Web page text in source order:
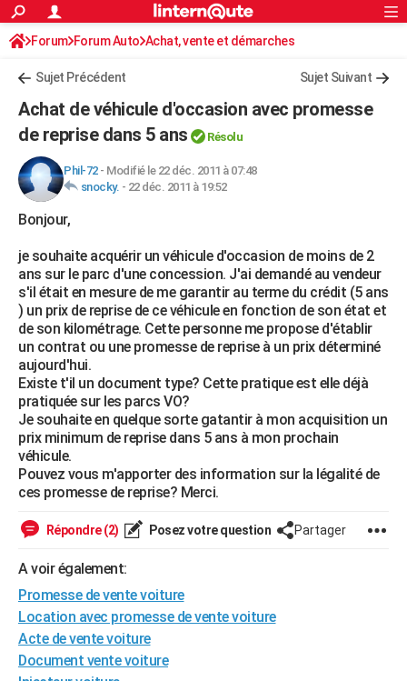
ACTUALITÉS
Politique
Société
Faits Divers
Education
Monde
Villes
+
Programme TV
TNTStreaming
Cinéma
Sorties cinéma
Musique
FINANCE
Retraite
Impôts
Epargne
Immobilier
Risques naturels par ville
Banque
Assurance
Crédit
AUTO
Essais
Réserver un essai
Citadines
Berlines
SUV
Forum auto
HIGH-TECH
Forum
Aménagement intérieur
Extérieur
Cuisine
Salle de bains
Jardinage
Rangement
WEEK-END
Guides de France
Escapades
Patrimoine
Expositions
Musées
Week-end nature
+LIFESTYLE
Art de vivre
Bien-être
Loisirs
Mode
Modes de vie
SANTE
Alimentation
Guide de la santé
Maladies
Médicaments
Sommeil
VOYAGE
Destinations
City break
Voyage nature
Voyage de noces
Forum
Climat
+PHOTO
GUIDES D'ACHAT
BONS PLANS
CARTE DE VOEUX
Carte de Noël
Carte Bonne année
Carte Saint-Valentin
Carte Pâques
Carte d'anniversaire
DICTIONNAIRE
Dictionnaire
Biographies
Citations
Expressions
Proverbes
PROGRAMME TV
COPAINS D'AVANT
S'inscrire
Connexion
Forum Forum Auto Achat, vente et démarches
Sujet Précédent Sujet Suivant
Achat de véhicule d'occasion avec promesse
de reprise dans 5 ans
Résolu
Phil-72- Modifié le 22 déc. 2011 à 07:48
snocky. - 22 déc. 2011 à 19:52
Bonjour,
je souhaite acquérir un véhicule d'occasion de moins de 2
ans sur le parc d'une concession. J'ai demandé au vendeur
s'il était en mesure de me garantir au terme du crédit (5 ans
) un prix de reprise de ce véhicule en fonction de son état et
de son kilométrage. Cette personne me propose d'établir
un contrat ou une promesse de reprise à un prix déterminé
aujourd'hui.
Existe t'il un document type? Cette pratique est elle déjà
pratiquée sur les parcs VO?
Je souhaite en quelque sorte gatantir à mon acquisition un
prix minimum de reprise dans 5 ans à mon prochain
véhicule.
Pouvez vous m'apporter des information sur la légalité de
ces promesse de reprise? Merci.
Répondre (2) Posez votre question Partager
A voir également:
Promesse de vente voiture
Location avec promesse de vente voiture
Acte de vente voiture
Document vente voiture